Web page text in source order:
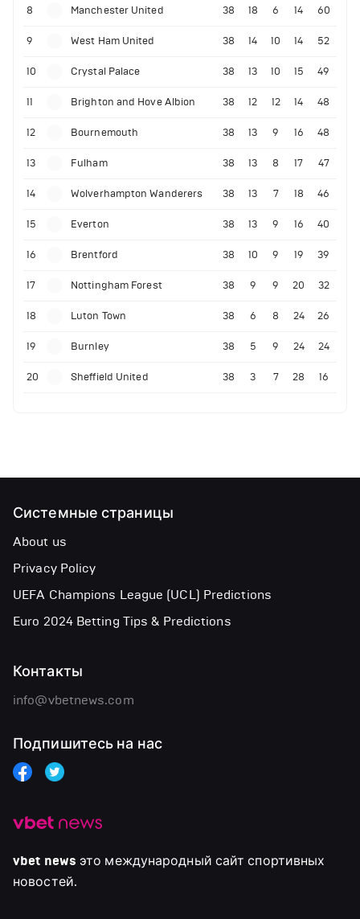
8 Manchester United 38 18 6 14 60
9 West Ham United 38 14 10 14 52
10 Crystal Palace 38 13 10 15 49
11 Brighton and Hove Albion 38 12 12 14 48
12 Bournemouth 38 13 9 16 48
13 Fulham 38 13 8 17 47
14 Wolverhampton Wanderers 38 13 7 18 46
15 Everton 38 13 9 16 40
16 Brentford 38 10 9 19 39
17 Nottingham Forest 38 9 9 20 32
18 Luton Town 38 6 8 24 26
19 Burnley 38 5 9 24 24
20 Sheffield United 38 3 7 28 16
vbet news это международный сайт спортивных
новостей.
Системные страницы
About us
Privacy Policy
UEFA Champions League (UCL) Predictions
Euro 2024 Betting Tips & Predictions
Контакты
info@vbetnews.com
Подпишитесь на нас